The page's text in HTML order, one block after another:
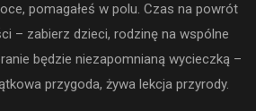
pomagałeś w polu. Czas na powrót
– zabierz dzieci, rodzinę na wspólne
będzie niezapomnianą wycieczką –
przygoda, żywa lekcja przyrody.